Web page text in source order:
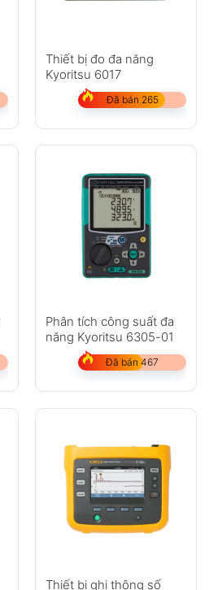
Thiết bị đo đa năng
Kyoritsu 6017
Đã bán 265
Phân tích công suất đa
năng Kyoritsu 6305-01
Đã bán 467
Thiết bị ghi thông số